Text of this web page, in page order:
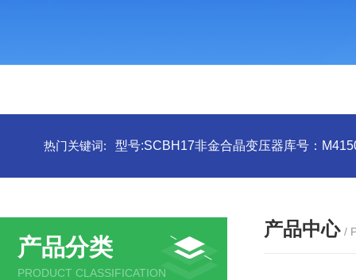
热门关键词: 型号:SCBH17非金合晶变压器库号：
产品分类
PRODUCT CLASSIFICATION
产品中心 /